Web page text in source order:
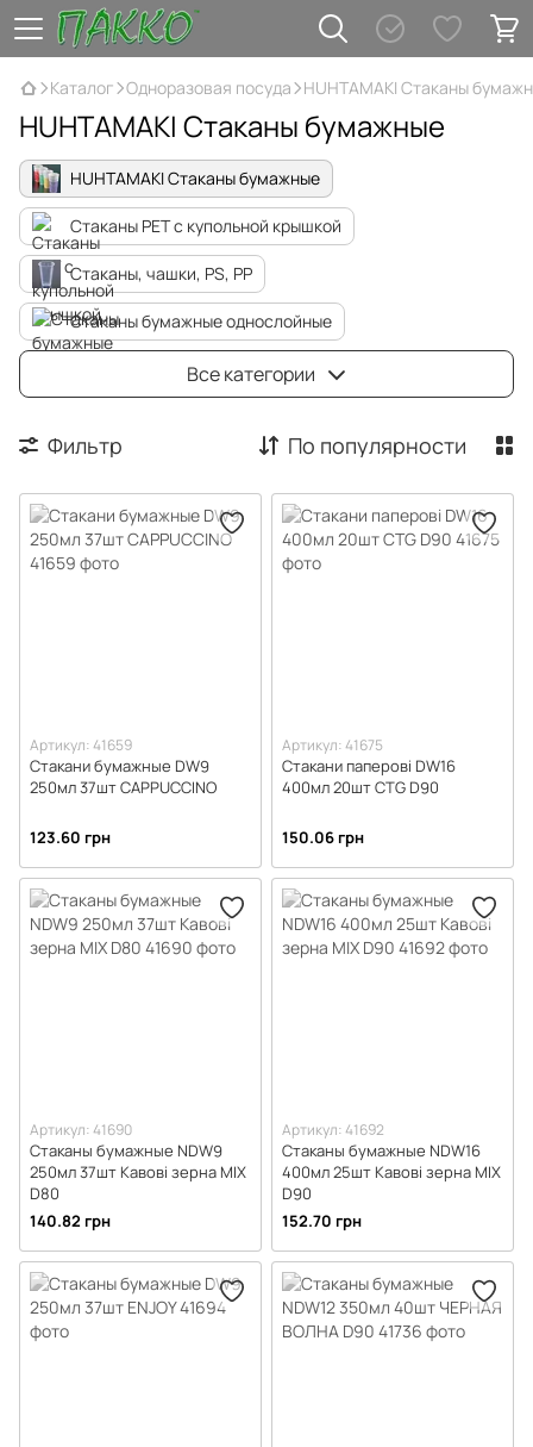
Каталог Одноразовая посуда HUHTAMAKI Стаканы
HUHTAMAKI Стаканы бумажные
HUHTAMAKI Стаканы бумажные
Стаканы PET с купольной крышкой
Стаканы, чашки, PS, PP
Стаканы бумажные однослойные
Стаканы бумажные гофрованые
Крышки для бумажных стаканов
Держатели для бумажных стаканов
Столовые приборы
Все категории
Фильтр По популярности
Артикул: 41659
Стакани бумажные DW9
250мл 37шт CAPPUCCINO
123.60 грн
Артикул: 41675
Стакани паперові DW16
400мл 20шт CTG D90
150.06 грн
Артикул: 41690
Стаканы бумажные NDW9
250мл 37шт Кавові зерна МІХ
D80
140.82 грн
Артикул: 41692
Стаканы бумажные NDW16
400мл 25шт Кавові зерна МІХ
D90
152.70 грн